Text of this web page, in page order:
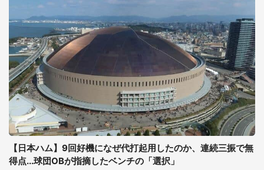
【日本ハム】9回好機になぜ代打起用したのか、連続三振で無
得点...球団OBが指摘したベンチの「選択」